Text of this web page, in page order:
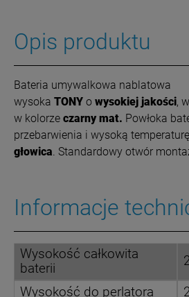
Opis produktu
Bateria umywalkowa nablatowa
wysoka TONY o wysokiej jakości,
w kolorze czarny mat. Powłoka
przebarwienia i wysoką
głowica . Standardowy otwór
Informacje
Wysokość całkowita
baterii
Wysokość do perlatora